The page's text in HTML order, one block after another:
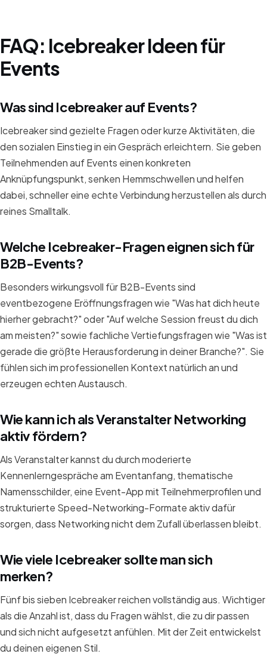
FAQ: Icebreaker Ideen für
Events
Was sind Icebreaker auf Events?
Icebreaker sind gezielte Fragen oder kurze Aktivitäten, die
den sozialen Einstieg in ein Gespräch erleichtern. Sie geben
Teilnehmenden auf Events einen konkreten
Anknüpfungspunkt, senken Hemmschwellen und helfen
dabei, schneller eine echte Verbindung herzustellen als durch
reines Smalltalk.
Welche Icebreaker-Fragen eignen sich für
B2B-Events?
Besonders wirkungsvoll für B2B-Events sind
eventbezogene Eröffnungsfragen wie "Was hat dich heute
hierher gebracht?" oder "Auf welche Session freust du dich
am meisten?" sowie fachliche Vertiefungsfragen wie "Was ist
gerade die größte Herausforderung in deiner Branche?". Sie
fühlen sich im professionellen Kontext natürlich an und
erzeugen echten Austausch.
Wie kann ich als Veranstalter Networking
aktiv fördern?
Als Veranstalter kannst du durch moderierte
Kennenlerngespräche am Eventanfang, thematische
Namensschilder, eine Event-App mit Teilnehmerprofilen und
strukturierte Speed-Networking-Formate aktiv dafür
sorgen, dass Networking nicht dem Zufall überlassen bleibt.
Wie viele Icebreaker sollte man sich
merken?
Fünf bis sieben Icebreaker reichen vollständig aus. Wichtiger
als die Anzahl ist, dass du Fragen wählst, die zu dir passen
und sich nicht aufgesetzt anfühlen. Mit der Zeit entwickelst
du deinen eigenen Stil.